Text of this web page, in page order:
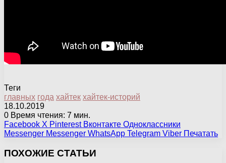
Теги
главных года хайтек хайтек-историй
18.10.2019
0 Время чтения: 7 мин.
Facebook X Pinterest Вконтакте Одноклассники
Messenger Messenger WhatsApp Telegram Viber Печатать
ПОХОЖИЕ СТАТЬИ